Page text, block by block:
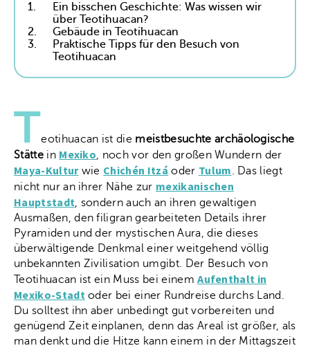
1.
Ein bisschen Geschichte: Was wissen wir
über Teotihuacan?
2.
Gebäude in Teotihuacan
3.
Praktische Tipps für den Besuch von
Teotihuacan
Teotihuacan ist die meistbesuchte archäologische
Stättein Mexiko, noch vor den großen Wundern der
Maya-Kulturwie Chichén Itzá oder Tulum. Das liegt
nicht nur an ihrer Nähe zur mexikanischen
Hauptstadt, sondern auch an ihren gewaltigen
Ausmaßen, den filigran gearbeiteten Details ihrer
Pyramiden und der mystischen Aura, die dieses
überwältigende Denkmal einer weitgehend völlig
unbekannten Zivilisation umgibt. Der Besuch von
Teotihuacan ist ein Muss bei einemAufenthalt in
Mexiko-Stadtoder bei einer Rundreise durchs Land.
Du solltest ihn aber unbedingt gut vorbereiten und
genügend Zeit einplanen, denn das Areal ist größer, als
man denkt und die Hitze kann einem in der Mittagszeit